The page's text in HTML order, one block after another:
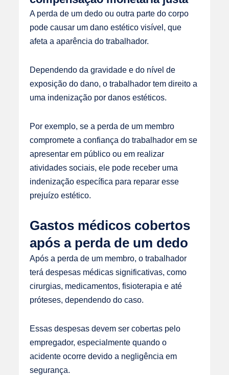
A perda de um dedo ou outra parte do corpo
pode causar um dano estético visível, que
afeta a aparência do trabalhador.
Dependendo da gravidade e do nível de
exposição do dano, o trabalhador tem direito a
uma indenização por danos estéticos.
Por exemplo, se a perda de um membro
compromete a confiança do trabalhador em se
apresentar em público ou em realizar
atividades sociais, ele pode receber uma
indenização específica para reparar esse
prejuízo estético.
Gastos médicos cobertos
após a perda de um dedo
Após a perda de um membro, o trabalhador
terá despesas médicas significativas, como
cirurgias, medicamentos, fisioterapia e até
próteses, dependendo do caso.
Essas despesas devem ser cobertas pelo
empregador, especialmente quando o
acidente ocorre devido a negligência em
segurança.